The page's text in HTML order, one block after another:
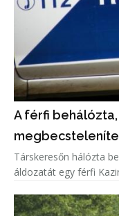
A férfi
Társkeresőn hálózta
áldozatát egy férfi